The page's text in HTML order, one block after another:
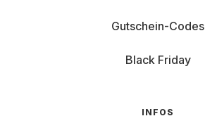
Gutschein-Codes
Black Friday
INFOS